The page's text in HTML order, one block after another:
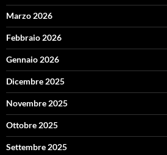
Marzo 2026
Febbraio 2026
Gennaio 2026
Dicembre 2025
Novembre 2025
Ottobre 2025
Settembre 2025